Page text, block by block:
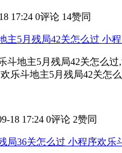
17:24 0评论 14赞同
主5月残局42关怎么过 小
地主5月残局42关怎么过,
斗地主5月残局42关怎
18 17:24 0评论 2赞同
局36关怎么过 小程序欢乐